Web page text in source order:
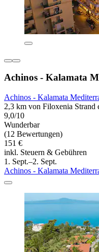
Achinos - Kalamata
Achinos - Kalamata
2,3 km von Filoxenia Strand
9,0/10
Wunderbar
(12 Bewertungen)
151 €
inkl. Steuern & Gebühren
1. Sept.–2. Sept.
Achinos - Kalamata